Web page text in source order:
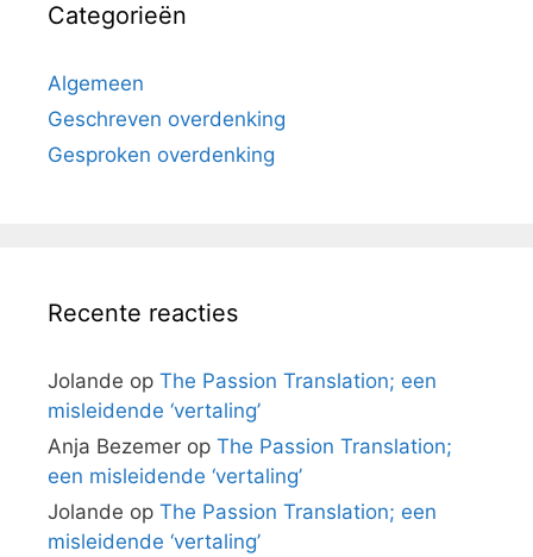
Categorieën
Algemeen
Geschreven overdenking
Gesproken overdenking
Recente reacties
Jolande op The Passion Translation; een
misleidende ‘vertaling’
Anja Bezemer op The Passion Translation;
een misleidende ‘vertaling’
Jolande op The Passion Translation; een
misleidende ‘vertaling’